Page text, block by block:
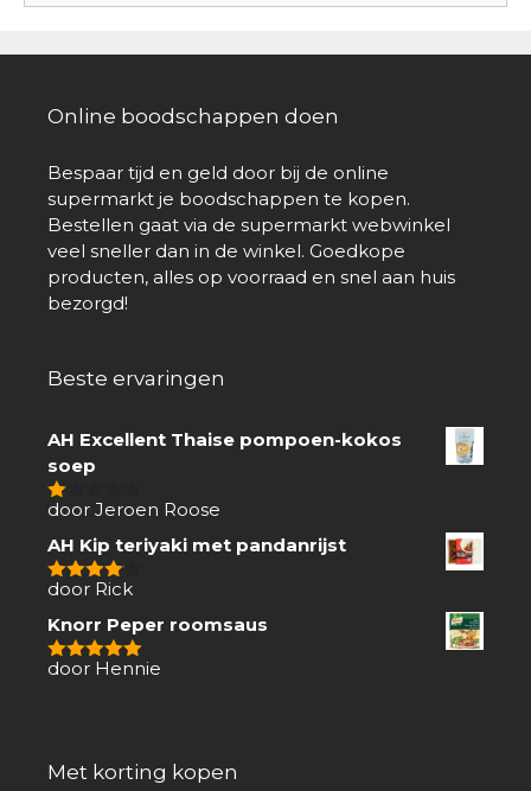
Online boodschappen doen
Bespaar tijd en geld door bij de online
supermarkt je boodschappen te kopen.
Bestellen gaat via de supermarkt webwinkel
veel sneller dan in de winkel. Goedkope
producten, alles op voorraad en snel aan huis
bezorgd!
Beste ervaringen
AH Excellent Thaise pompoen-kokos
soep
1
5
door Jeroen Roose
AH Kip teriyaki met pandanrijst
4van 5
door Rick
Knorr Peper roomsaus
5van 5
door Hennie
Met korting kopen